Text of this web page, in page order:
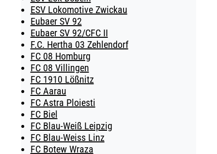
ESV Lokomotive Zwickau
Eubaer SV 92
Eubaer SV 92/CFC II
F.C. Hertha 03 Zehlendorf
FC 08 Homburg
FC 08 Villingen
FC 1910 Lößnitz
FC Aarau
FC Astra Ploiesti
FC Biel
FC Blau-Weiß Leipzig
FC Blau-Weiss Linz
FC Botew Wraza